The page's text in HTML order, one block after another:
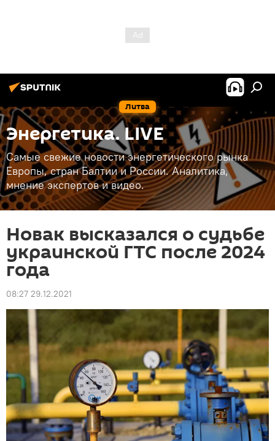
Литва
Энергетика. LIVE
Самые свежие новости энергетического рынка
Европы, стран Балтии и России. Аналитика,
мнение экспертов и видео.
Новак высказался о судьбе
украинской ГТС после 2024
года
08:27 29.12.2021